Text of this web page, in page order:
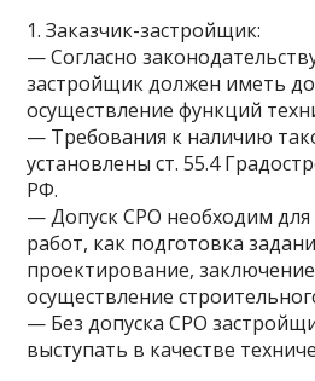
1. Заказчик-застройщик:
— Согласно
застройщик должен иметь
осуществление функций
— Требования к наличию
установлены ст. 55.4
РФ.
— Допуск СРО необходим
работ, как подготовка
проектирование,
осуществление
— Без допуска СРО
выступать в качестве